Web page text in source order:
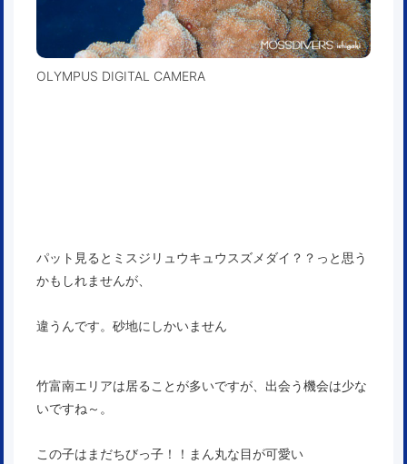
OLYMPUS DIGITAL CAMERA
パット見るとミスジリュウキュウスズメダイ？？っと思う
かもしれませんが、
違うんです。砂地にしかいません
竹富南エリアは居ることが多いですが、出会う機会は少な
いですね～。
この子はまだちびっ子！！まん丸な目が可愛い